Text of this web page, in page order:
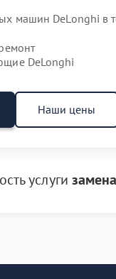
машин DeLonghi в
DeLonghi
Наши цены
услуги